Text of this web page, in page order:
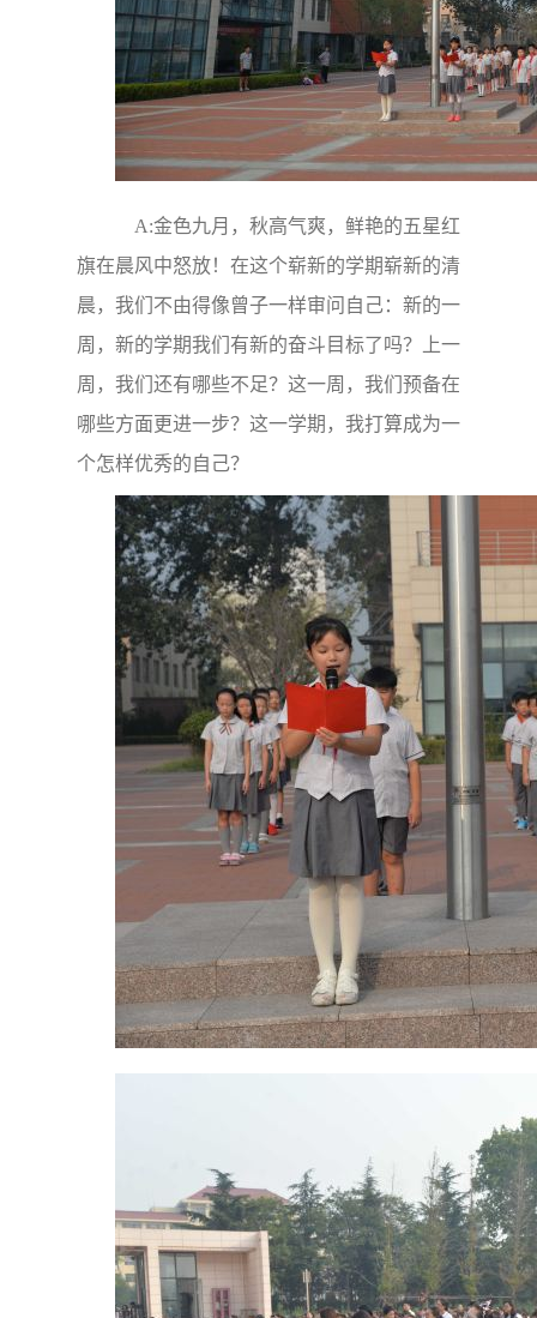
A:金色九月，秋高气爽，鲜艳的五星红
旗在晨风中怒放！在这个崭新的学期崭新的清
晨， 我们不由得像曾子一样审问自己：新的一
周，新的学期我们有新的奋斗目标了吗？上一
周，我们还有哪些不足？这一周，我们预备在
哪些方面更进一步？这一学期，我打算成为一
个怎样优秀的自己？